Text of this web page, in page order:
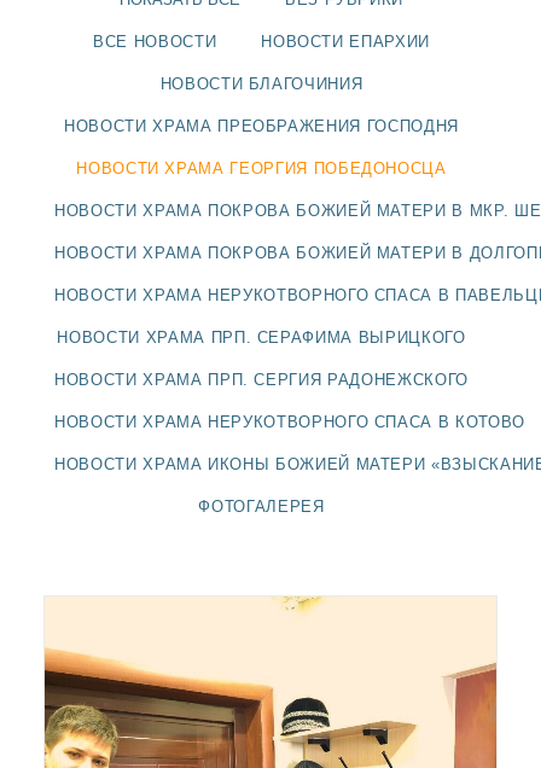
НОВОСТИ
БЛАГОЧИНИЯ
БЛАГОЧИНИЕ
ВСЕ НОВОСТИ НОВОСТИ ЕПАРХИИ
НОВОСТИ БЛАГОЧИНИЯ
НОВОСТИ ХРАМА ПРЕОБРАЖЕНИЯ ГОСПОДНЯ
НОВОСТИ ХРАМА ГЕОРГИЯ ПОБЕДОНОСЦА
НОВОСТИ ХРАМА ПОКРОВА БОЖИЕЙ МАТЕРИ В МКР.
НОВОСТИ ХРАМА ПОКРОВА БОЖИЕЙ МАТЕРИ В
НОВОСТИ ХРАМА НЕРУКОТВОРНОГО СПАСА В
НОВОСТИ ХРАМА ПРП. СЕРАФИМА ВЫРИЦКОГО
НОВОСТИ ХРАМА ПРП. СЕРГИЯ РАДОНЕЖСКОГО
НОВОСТИ ХРАМА НЕРУКОТВОРНОГО СПАСА В КОТОВО
НОВОСТИ ХРАМА ИКОНЫ БОЖИЕЙ МАТЕРИ
ФОТОГАЛЕРЕЯ